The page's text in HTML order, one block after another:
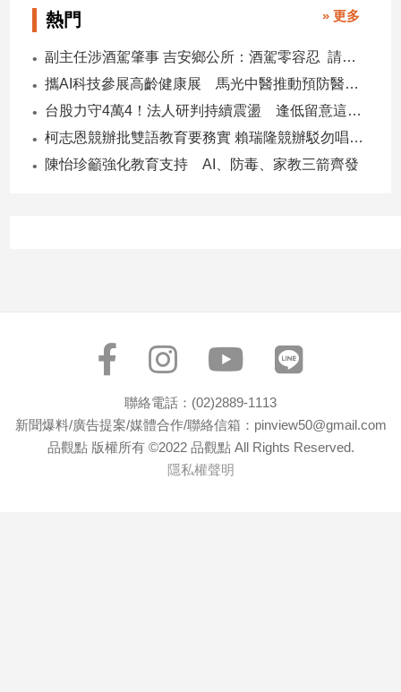
／
／
電
薦
科
音
熱門 » 更多
副主任涉酒駕肇事 吉安鄉公所：酒駕零容忍 請辭獲准
攜AI科技參展高齡健康展 馬光中醫推動預防醫學迎接長壽新經濟
台股力守4萬4！法人研判持續震盪 逢低留意這些族群
柯志恩競辦批雙語教育要務實 賴瑞隆競辦駁勿唱衰高雄
陳怡珍籲強化教育支持 AI、防毒、家教三箭齊發
聯絡電話：(02)2889-1113
新聞爆料/廣告提案/媒體合作/聯絡信箱：pinview50@gmail.com
品觀點 版權所有 ©2022 品觀點 All Rights Reserved.
隱私權聲明